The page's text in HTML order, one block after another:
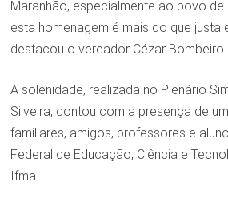
Maranhão, especialmente ao povo de
esta homenagem é mais do que justa
destacou o vereador Cézar Bombeiro.
A solenidade, realizada no Plenário
Silveira, contou com a presença de
familiares, amigos, professores e
Federal de Educação, Ciência e
Ifma.